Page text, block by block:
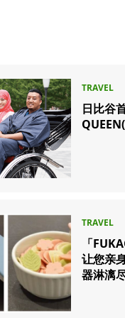
日比谷
「
让您亲
器淋漓